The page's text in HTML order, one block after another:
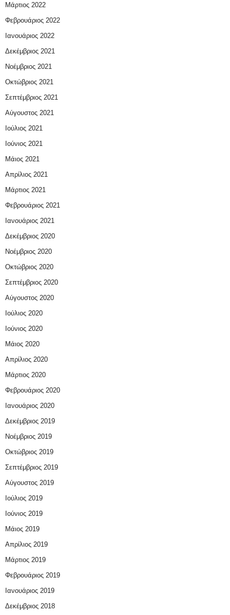
Μάρτιος 2022
Φεβρουάριος 2022
Ιανουάριος 2022
Δεκέμβριος 2021
Νοέμβριος 2021
Οκτώβριος 2021
Σεπτέμβριος 2021
Αύγουστος 2021
Ιούλιος 2021
Ιούνιος 2021
Μάιος 2021
Απρίλιος 2021
Μάρτιος 2021
Φεβρουάριος 2021
Ιανουάριος 2021
Δεκέμβριος 2020
Νοέμβριος 2020
Οκτώβριος 2020
Σεπτέμβριος 2020
Αύγουστος 2020
Ιούλιος 2020
Ιούνιος 2020
Μάιος 2020
Απρίλιος 2020
Μάρτιος 2020
Φεβρουάριος 2020
Ιανουάριος 2020
Δεκέμβριος 2019
Νοέμβριος 2019
Οκτώβριος 2019
Σεπτέμβριος 2019
Αύγουστος 2019
Ιούλιος 2019
Ιούνιος 2019
Μάιος 2019
Απρίλιος 2019
Μάρτιος 2019
Φεβρουάριος 2019
Ιανουάριος 2019
Δεκέμβριος 2018